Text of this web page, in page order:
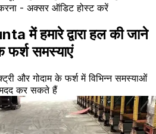
- अक्सर ऑडिट होस्ट करें
में हमारे द्वारा हल की जाने
फर्श समस्याएं
और गोदाम के फर्श में विभिन्न समस्याओं
मदद कर सकते हैं